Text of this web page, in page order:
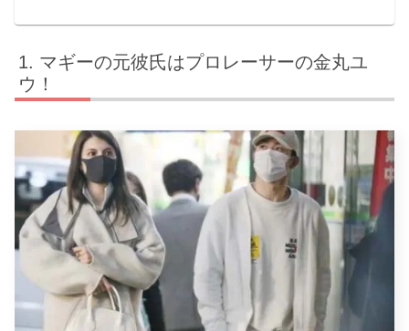
マギーの元彼氏はプロレーサーの金丸ユ
ウ！